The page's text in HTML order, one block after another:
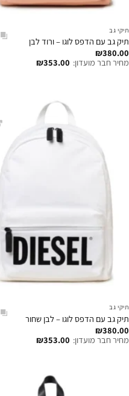
תיקי גב
תיק גב עם הדפס לוגו – ורוד לבן
₪380.00
מחיר חבר מועדון:
₪353.00
תיקי גב
תיק גב עם הדפס לוגו – לבן שחור
₪380.00
מחיר חבר מועדון:
₪353.00